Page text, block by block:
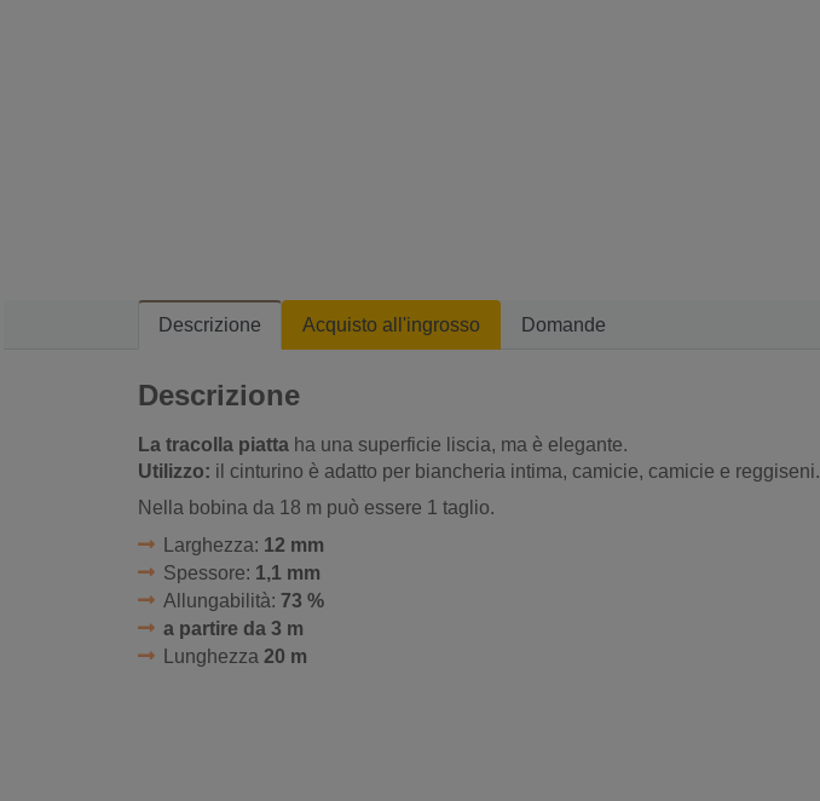
Descrizione Acquisto all'ingrosso Domande
Descrizione
La tracolla piatta ha una superficie liscia, ma è elegante.
Utilizzo: il cinturino è adatto per biancheria intima, camicie, camicie e reggiseni.
Nella bobina da 18 m può essere 1 taglio.
Larghezza: 12 mm
Spessore: 1,1 mm
Allungabilità: 73 %
a partire da 3 m
Lunghezza 20 m